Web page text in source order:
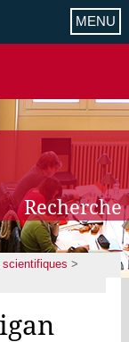
MENU
Recherche
>